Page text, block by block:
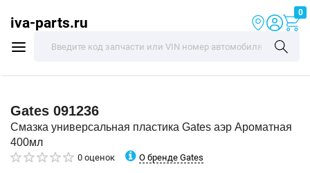
iva-parts.ru
0
Gates 091236
Смазка универсальная пластика Gates аэр Ароматная
400мл
0 оценок О бренде Gates